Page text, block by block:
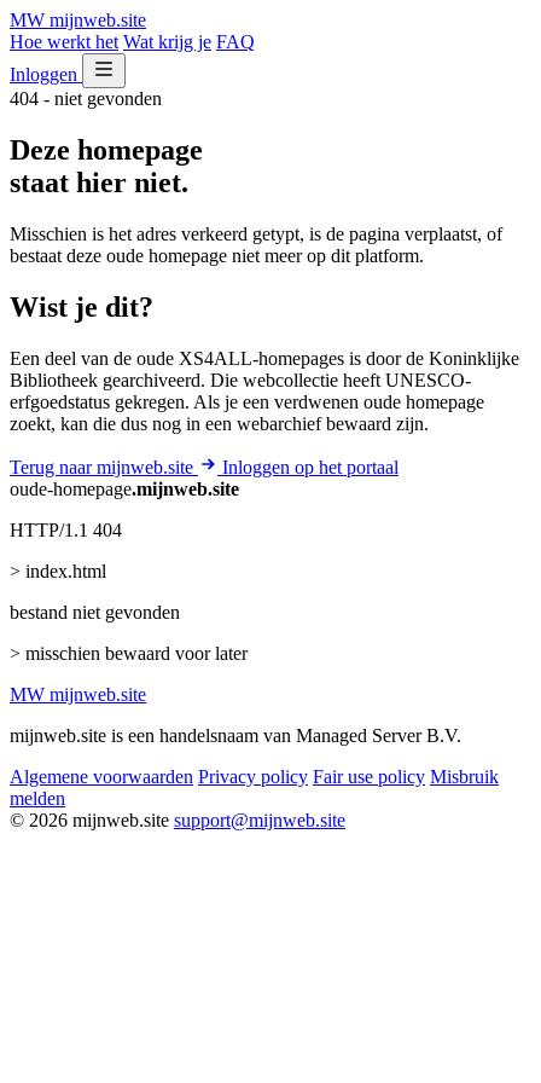
MW mijnweb.site
Hoe werkt het Wat krijg je FAQ
Inloggen
404 - niet gevonden
Deze homepage
staat hier niet.
Misschien is het adres verkeerd getypt, is de pagina verplaatst, of
bestaat deze oude homepage niet meer op dit platform.
Wist je dit?
Een deel van de oude XS4ALL-homepages is door de Koninklijke
Bibliotheek gearchiveerd. Die webcollectie heeft UNESCO-
erfgoedstatus gekregen. Als je een verdwenen oude homepage
zoekt, kan die dus nog in een webarchief bewaard zijn.
Terug naar mijnweb.site
Inloggen op het portaal
oude-homepage.mijnweb.site
HTTP/1.1 404
> index.html
bestand niet gevonden
> misschien bewaard voor later
MW mijnweb.site
mijnweb.site is een handelsnaam van Managed Server B.V.
Algemene voorwaarden Privacy policy Fair use policy Misbruik
melden
© 2026 mijnweb.site support@mijnweb.site